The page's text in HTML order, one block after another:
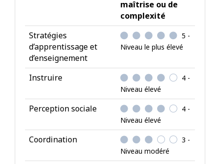
o
p
é
n
c
maîtrise ou de
complexité
Stratégies
d’apprentissage et
d’enseignement
5 -
Niveau le plus élevé
Instruire
4 -
Niveau élevé
Perception sociale
4 -
Niveau élevé
Coordination
3 -
Niveau modéré